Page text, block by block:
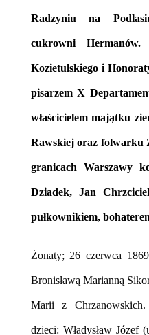
Radzyniu na
cukrowni Hermanów.
Kozietulskiego i
pisarzem X
właścicielem majątku
Rawskiej oraz folwarku
granicach Warszawy
Dziadek, Jan
pułkownikiem,
Żonaty; 26 czerwca
Bronisławą Marianną
Marii z
dzieci: Władysław Józef